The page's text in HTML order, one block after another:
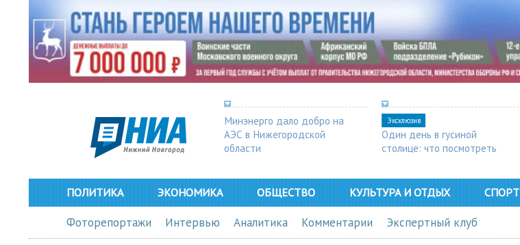
Минэнерго дало добро на
АЭС в Нижегородской
области
Эксклюзив
Один день в гусиной
столице: что посмотреть
ПОЛИТИКА ЭКОНОМИКА ОБЩЕСТВО КУЛЬТУРА И ОТДЫХ СПОРТ
Фоторепортажи Интервью Аналитика Комментарии Экспертный клуб